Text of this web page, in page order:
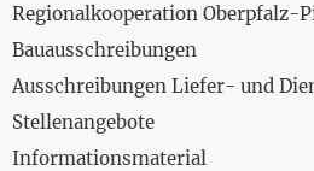
Regionalkooperation Oberpfalz-
Bauausschreibungen
Ausschreibungen Liefer- und
Stellenangebote
Informationsmaterial